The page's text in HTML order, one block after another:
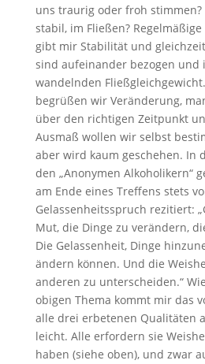
uns traurig oder froh
stabil, im Fließen?
gibt mir Stabilität und
sind aufeinander bezogen und
wandelnden
begrüßen wir Veränderung,
über den richtigen Zeitpunkt
Ausmaß wollen wir selbst
aber wird kaum geschehen. In
den „Anonymen Alkoholikern“
am Ende eines Treffens stets
Gelassenheitsspruch rezitiert:
Mut, die Dinge zu verändern,
Die Gelassenheit, Dinge
ändern können. Und die
anderen zu unterscheiden.“
obigen Thema kommt mir das
alle drei erbetenen Qualitäten
leicht. Alle erfordern sie
haben (siehe oben), und zwar